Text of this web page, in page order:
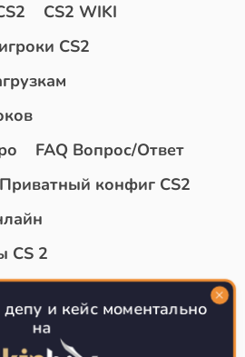
CS2 WIKI
CS2
FAQ Вопрос/Ответ
Приватный конфиг CS2
CS 2
КС 2
О проекте
и кейс моментально
на